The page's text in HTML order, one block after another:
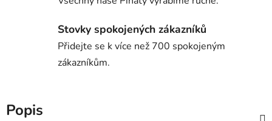
Stovky spokojených zákazníků
Přidejte se k více než 700 spokojeným
zákazníkům.
Popis